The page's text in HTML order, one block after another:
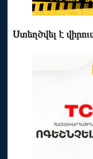
Ստեղծվել է